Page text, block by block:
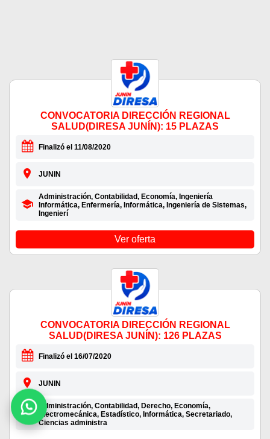
CONVOCATORIA DIRECCIÓN REGIONAL
SALUD(DIRESA JUNÍN): 15 PLAZAS
Finalizó el 11/08/2020
JUNIN
Administración, Contabilidad, Economía, Ingeniería
Informática, Enfermería, Informática, Ingeniería de Sistemas,
Ingenierí
Ver oferta
CONVOCATORIA DIRECCIÓN REGIONAL
SALUD(DIRESA JUNÍN): 126 PLAZAS
Finalizó el 16/07/2020
JUNIN
Administración, Contabilidad, Derecho, Economía,
Electromecánica, Estadístico, Informática, Secretariado,
Ciencias administra